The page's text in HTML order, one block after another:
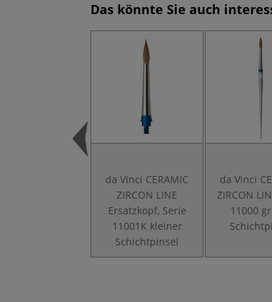
Das könnte Sie auch
da Vinci CERAMIC
ZIRCON LINE
Ersatzkopf, Serie
11001K kleiner
Schichtpinsel
da Vinci
ZIRCON
11000